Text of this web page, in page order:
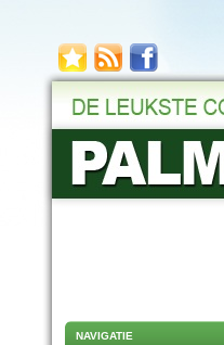
NAVIGATIE